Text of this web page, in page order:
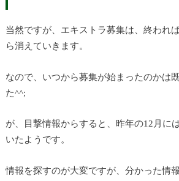
当然ですが、エキストラ募集は、終われ
ら消えていきます。
なので、いつから募集が始まったのかは
た^^;
が、目撃情報からすると、昨年の12月に
いたようです。
情報を探すのが大変ですが、分かった情